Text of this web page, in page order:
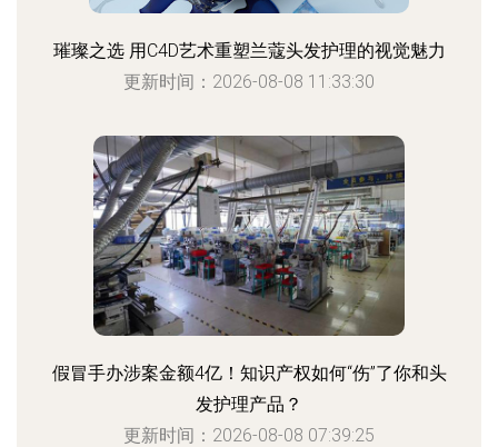
璀璨之选 用C4D艺术重塑兰蔻头发护理的视觉魅力
更新时间：2026-08-08 11:33:30
假冒手办涉案金额4亿！知识产权如何“伤”了你和头
发护理产品？
更新时间：2026-08-08 07:39:25